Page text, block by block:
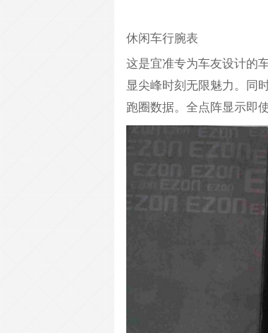
休闲车行腕表
这是宜准专为车友设计的
显尖峰时刻无限魅力。同
跑圈数据。全点阵显示即